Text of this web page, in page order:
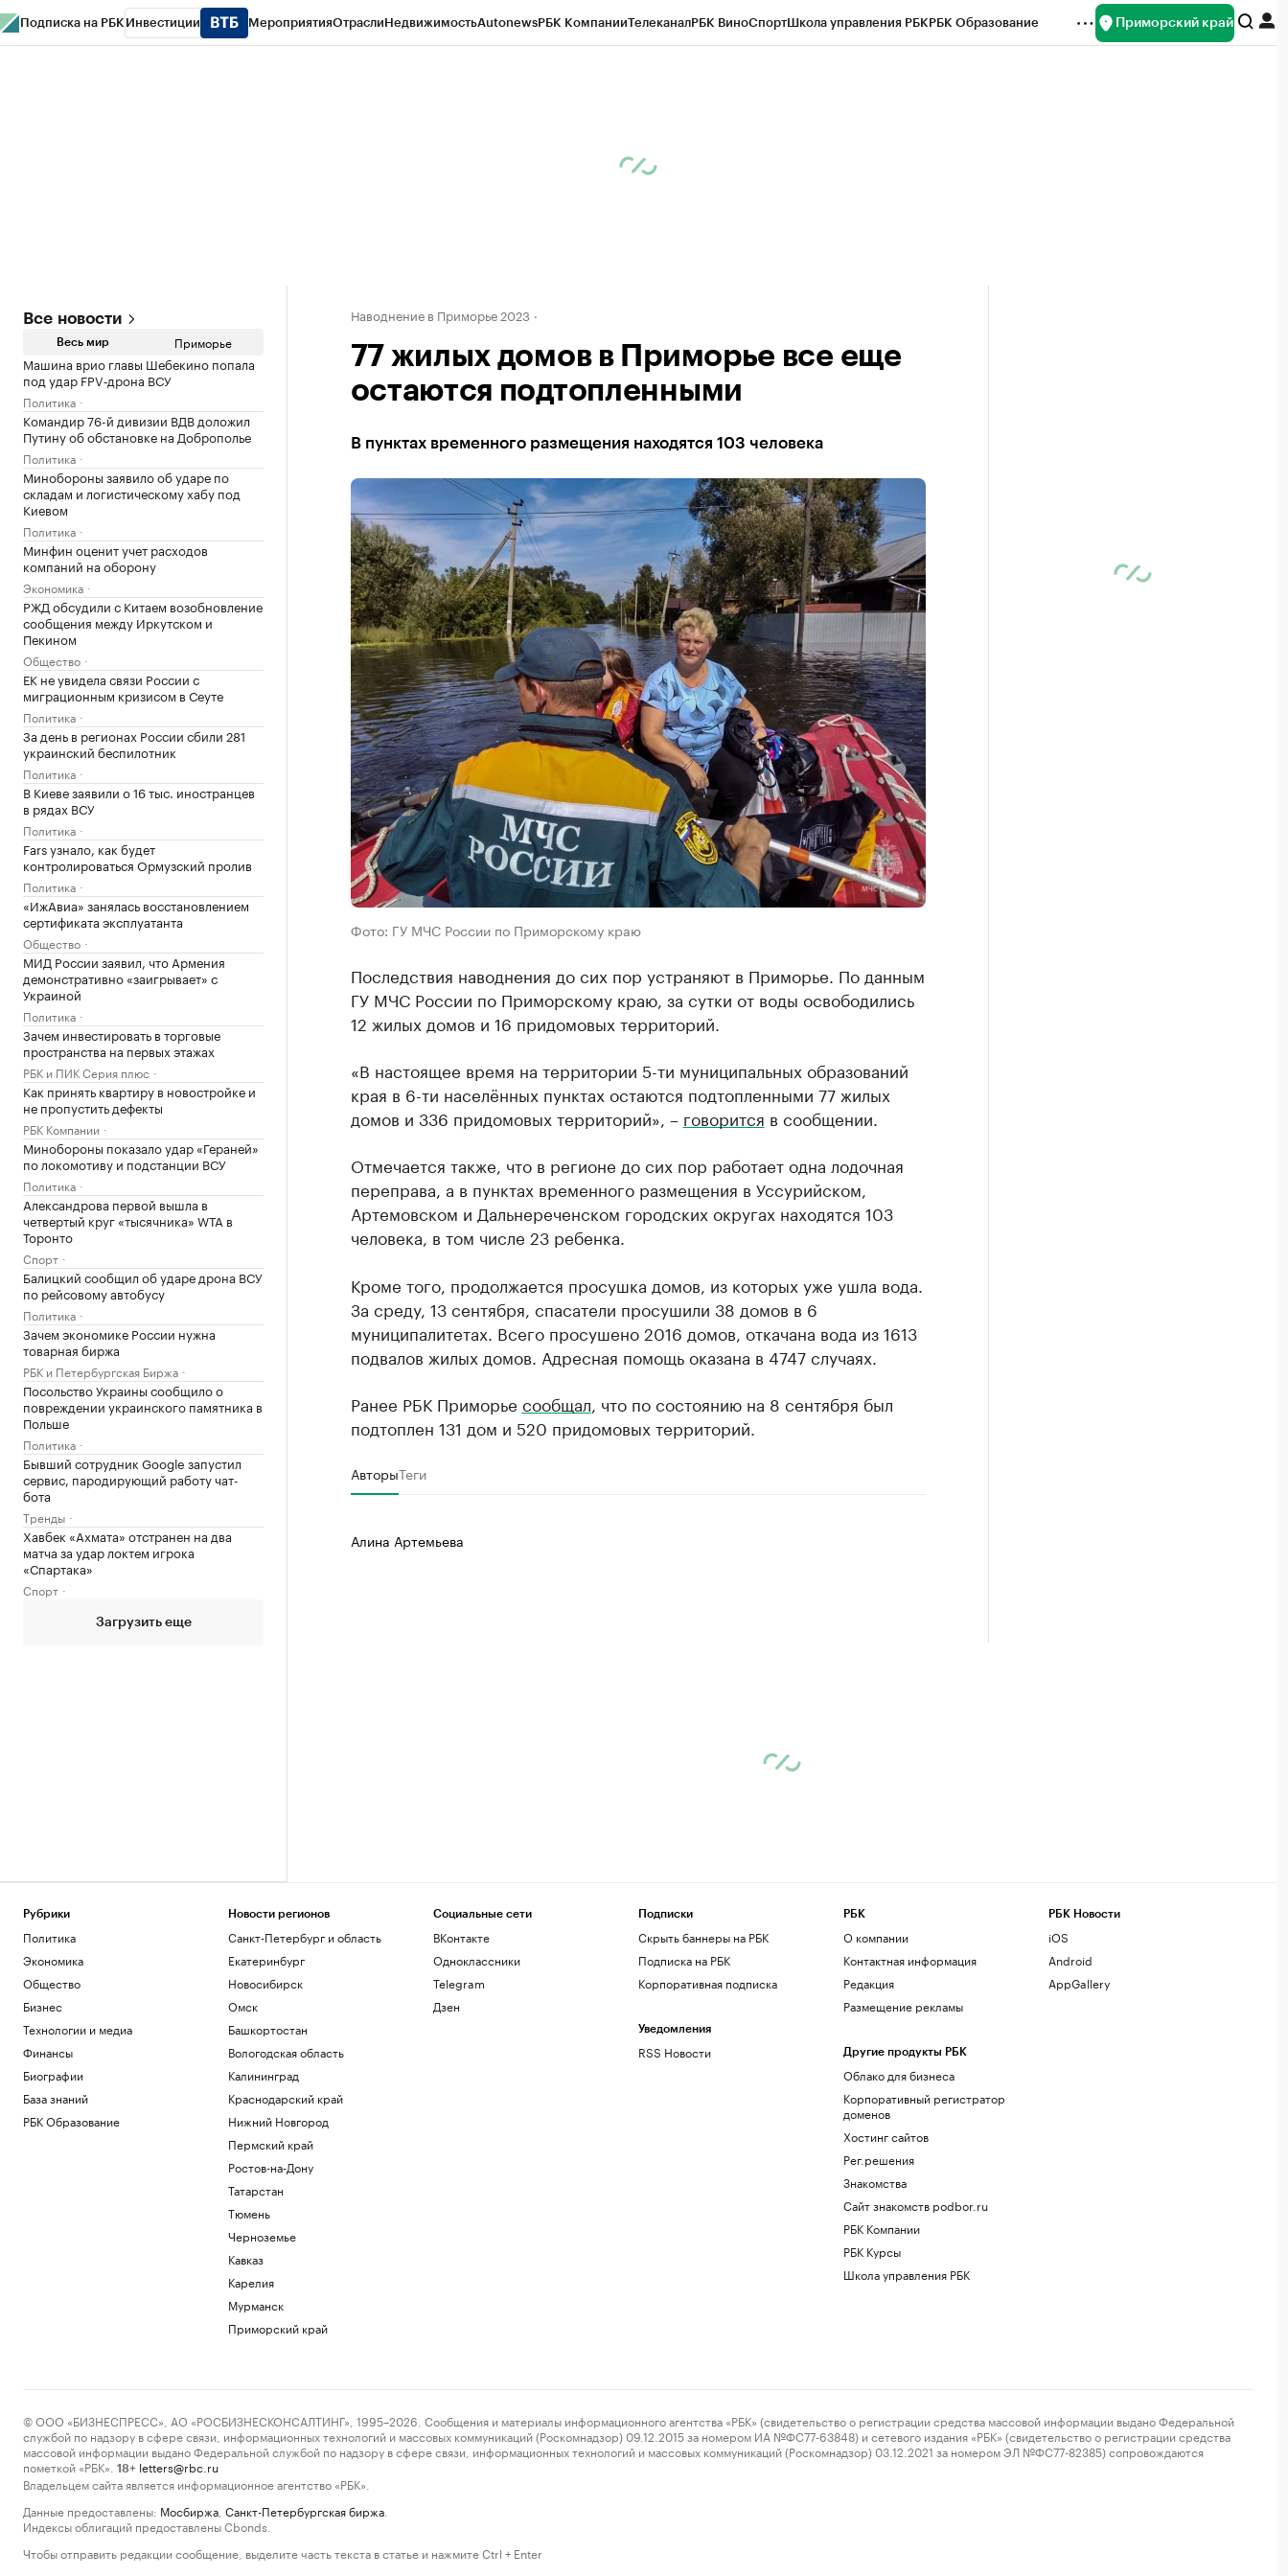
Подписка на РБК Инвестиции МероприятияОтраслиНедвижимостьAutonewsРБК КомпанииТелеканалРБК ВиноСпортШкола управления РБКРБК Образование Приморский край
Все новости
Весь мир Приморье
Машина врио главы Шебекино попала
под удар FPV‑дрона ВСУ
Политика
Командир 76-й дивизии ВДВ доложил
Путину об обстановке на Доброполье
Политика
Минобороны заявило об ударе по
складам и логистическому хабу под
Киевом
Политика
Минфин оценит учет расходов
компаний на оборону
Экономика
РЖД обсудили с Китаем возобновление
сообщения между Иркутском и
Пекином
Общество
ЕК не увидела связи России с
миграционным кризисом в Сеуте
Политика
За день в регионах России сбили 281
украинский беспилотник
Политика
В Киеве заявили о 16 тыс. иностранцев
в рядах ВСУ
Политика
Fars узнало, как будет
контролироваться Ормузский пролив
Политика
«ИжАвиа» занялась восстановлением
сертификата эксплуатанта
Общество
МИД России заявил, что Армения
демонстративно «заигрывает» с
Украиной
Политика
Зачем инвестировать в торговые
пространства на первых этажах
РБК и ПИК Серия плюс
Как принять квартиру в новостройке и
не пропустить дефекты
РБК Компании
Минобороны показало удар «Гераней»
по локомотиву и подстанции ВСУ
Политика
Александрова первой вышла в
четвертый круг «тысячника» WTA в
Торонто
Спорт
Балицкий сообщил об ударе дрона ВСУ
по рейсовому автобусу
Политика
Зачем экономике России нужна
товарная биржа
РБК и Петербургская Биржа
Посольство Украины сообщило о
повреждении украинского памятника в
Польше
Политика
Бывший сотрудник Google запустил
сервис, пародирующий работу чат-
бота
Тренды
Хавбек «Ахмата» отстранен на два
матча за удар локтем игрока
«Спартака»
Спорт
Загрузить еще
Наводнение в Приморье 2023
77 жилых домов в Приморье все еще
остаются подтопленными
В пунктах временного размещения находятся 103 человека
Фото: ГУ МЧС России по Приморскому краю
Последствия наводнения до сих пор устраняют в Приморье. По данным
ГУ МЧС России по Приморскому краю, за сутки от воды освободились
12 жилых домов и 16 придомовых территорий.
«В настоящее время на территории 5-ти муниципальных образований
края в 6-ти населённых пунктах остаются подтопленными 77 жилых
домов и 336 придомовых территорий», – говорится в сообщении.
Отмечается также, что в регионе до сих пор работает одна лодочная
переправа, а в пунктах временного размещения в Уссурийском,
Артемовском и Дальнереченском городских округах находятся 103
человека, в том числе 23 ребенка.
Кроме того, продолжается просушка домов, из которых уже ушла вода.
За среду, 13 сентября, спасатели просушили 38 домов в 6
муниципалитетах. Всего просушено 2016 домов, откачана вода из 1613
подвалов жилых домов. Адресная помощь оказана в 4747 случаях.
Ранее РБК Приморье сообщал , что по состоянию на 8 сентября был
подтоплен 131 дом и 520 придомовых территорий.
АвторыТеги
Алина Артемьева
Рубрики
Политика
Экономика
Общество
Бизнес
Технологии и медиа
Финансы
Биографии
База знаний
РБК Образование
Новости регионов
Санкт-Петербург и область
Екатеринбург
Новосибирск
Омск
Башкортостан
Вологодская область
Калининград
Краснодарский край
Нижний Новгород
Пермский край
Ростов-на-Дону
Татарстан
Тюмень
Черноземье
Кавказ
Карелия
Мурманск
Приморский край
Социальные сети
ВКонтакте
Одноклассники
Telegram
Дзен
Подписки
Скрыть баннеры на РБК
Подписка на РБК
Корпоративная подписка
Уведомления
RSS Новости
РБК
О компании
Контактная информация
Редакция
Размещение рекламы
Другие продукты РБК
Облако для бизнеса
Корпоративный регистратор
доменов
Хостинг сайтов
Рег.решения
Знакомства
Сайт знакомств podbor.ru
РБК Компании
РБК Курсы
Школа управления РБК
РБК Новости
iOS
Android
AppGallery
© ООО «БИЗНЕСПРЕСС», АО «РОСБИЗНЕСКОНСАЛТИНГ», 1995–2026. Сообщения и материалы информационного агентства «РБК» (свидетельство о регистрации средства массовой информации выдано Федеральной
службой по надзору в сфере связи, информационных технологий и массовых коммуникаций (Роскомнадзор) 09.12.2015 за номером ИА №ФС77-63848) и сетевого издания «РБК» (свидетельство о регистрации средства
массовой информации выдано Федеральной службой по надзору в сфере связи, информационных технологий и массовых коммуникаций (Роскомнадзор) 03.12.2021 за номером ЭЛ №ФС77-82385) сопровождаются
пометкой «РБК».
18+ letters@rbc.ru
Владельцем сайта является информационное агентство «РБК».
Данные предоставлены: Мосбиржа Санкт-Петербургская биржа
Индексы облигаций предоставлены Cbonds.
Чтобы отправить редакции сообщение, выделите часть текста в статье и нажмите Ctrl + Enter